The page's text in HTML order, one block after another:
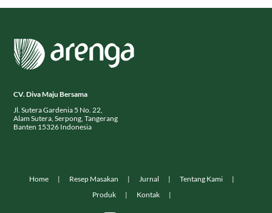
CV. Diva Maju Bersama
Jl. Sutera Gardenia 5 No. 22,
Alam Sutera, Serpong, Tangerang
Banten 15326 Indonesia
Home Resep Masakan Jurnal
Tentang Kami
Produk
Kontak